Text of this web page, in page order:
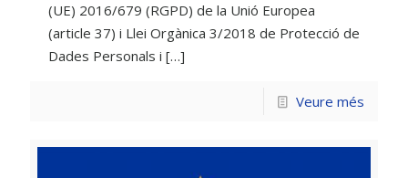
(UE) 2016/679 (RGPD) de la Unió Europea
(article 37) i Llei Orgànica 3/2018 de Protecció de
Dades Personals i […]
Veure més